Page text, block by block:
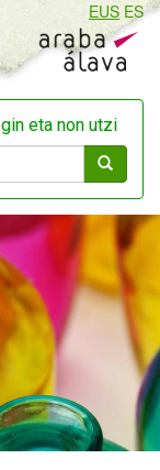
EUS ES
eta non utzi